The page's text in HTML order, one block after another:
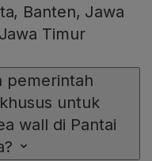
Banten, Jawa
Timur
pemerintah
untuk
wall di Pantai